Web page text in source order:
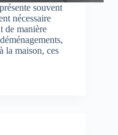
souvent
nécessaire
de manière
la maison, ces